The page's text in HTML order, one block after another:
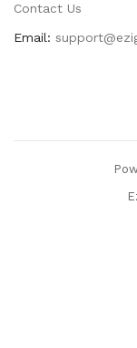
Contact Us
Email: